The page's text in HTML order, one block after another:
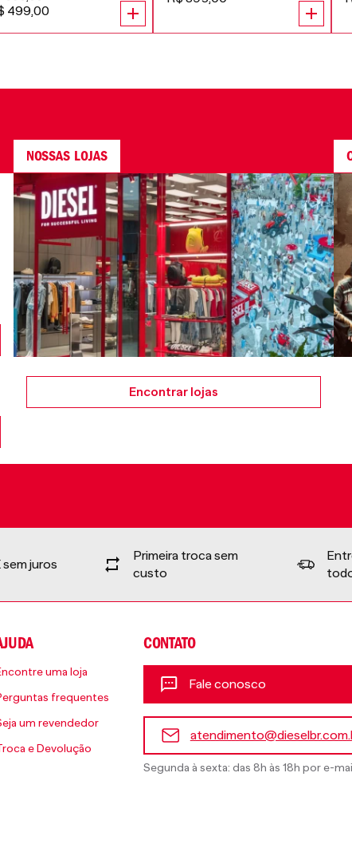
499,00
NOSSAS LOJAS
Encontrar lojas
sem juros
Primeira troca sem
custo
uma loja
frequentes
um revendedor
e Devolução
CONTATO
Fale conosco
Segunda à sexta: das 8h às 18h por e-